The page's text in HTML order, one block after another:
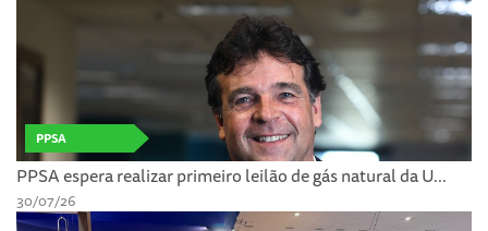
PPSA
PPSA espera realizar primeiro leilão de gás natural da U...
30/07/26